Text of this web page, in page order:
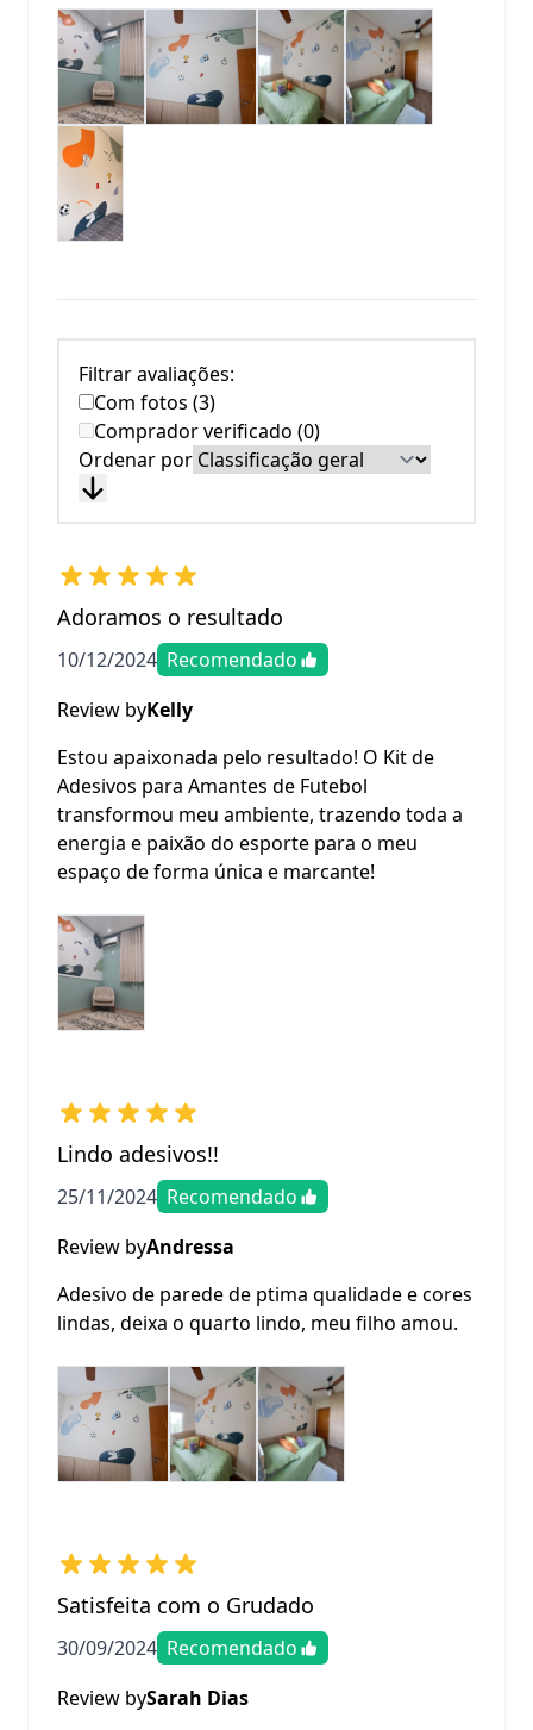
Filtrar avaliações:
Com fotos (3)
Comprador verificado (0)
Ordenar por
Adoramos o resultado
10/12/2024 Recomendado
Review byKelly
Estou apaixonada pelo resultado! O Kit de
Adesivos para Amantes de Futebol
transformou meu ambiente, trazendo toda a
energia e paixão do esporte para o meu
espaço de forma única e marcante!
Lindo adesivos!!
25/11/2024 Recomendado
Review byAndressa
Adesivo de parede de ptima qualidade e cores
lindas, deixa o quarto lindo, meu filho amou.
Satisfeita com o Grudado
30/09/2024 Recomendado
Review bySarah Dias